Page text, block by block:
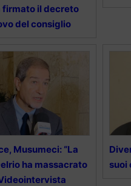
firmato il decreto
del consiglio
Musumeci: “La
ha massacrato
suoi